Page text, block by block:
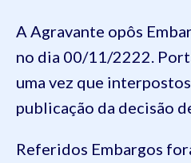
A Agravante opôs
no dia 00/11/2222.
uma vez que
publicação da decisão
Referidos Embargos